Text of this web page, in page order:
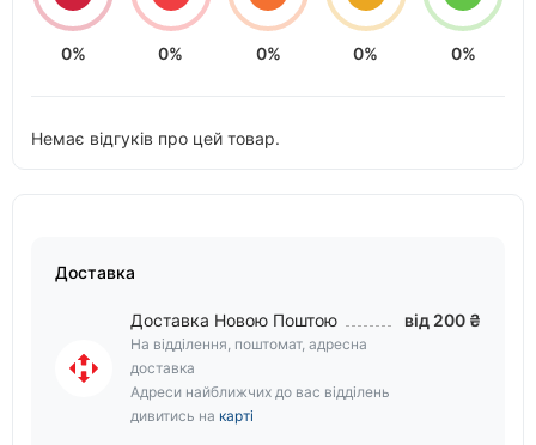
0% 0% 0% 0% 0%
Немає відгуків про цей товар.
Доставка
Доставка Новою Поштою
На відділення, поштомат, адресна
доставка
Адреси найближчих до вас відділень
дивитись на карті
від 200 ₴